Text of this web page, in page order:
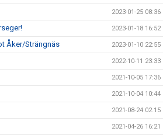
2023-01-25 08:36
2023-01-18 16:52
Åker/Strängnäs 2023-01-10 22:55
2022-10-11 23:33
2021-10-05 17:36
2021-10-04 10:44
2021-08-24 02:15
2021-04-26 16:21